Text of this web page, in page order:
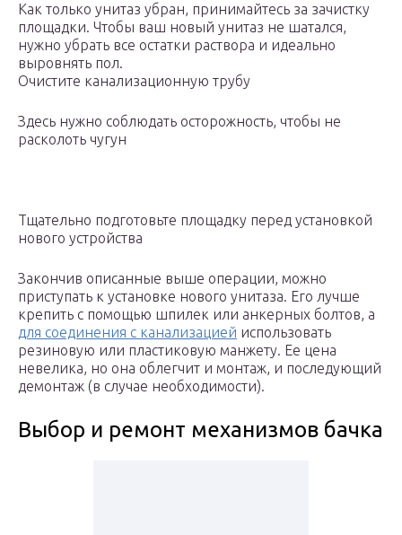
Как только унитаз убран, принимайтесь за зачистку
площадки. Чтобы ваш новый унитаз не шатался,
нужно убрать все остатки раствора и идеально
выровнять пол.
Очистите канализационную трубу
Здесь нужно соблюдать осторожность, чтобы не
расколоть чугун
Тщательно подготовьте площадку перед установкой
нового устройства
Закончив описанные выше операции, можно
приступать к установке нового унитаза. Его лучше
крепить с помощью шпилек или анкерных болтов, а
для соединения с канализацией использовать
резиновую или пластиковую манжету. Ее цена
невелика, но она облегчит и монтаж, и последующий
демонтаж (в случае необходимости).
Выбор и ремонт механизмов бачка